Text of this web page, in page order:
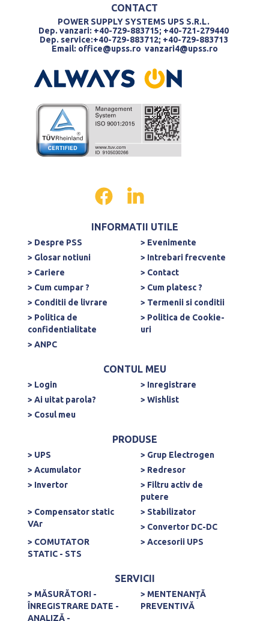
CONTACT
POWER SUPPLY SYSTEMS UPS S.R.L.
Dep. vanzari: +40-729-883715; +40-721-279440
Dep. service:+40-729-883712; +40-729-883713
Email: office@upss.ro vanzari4@upss.ro
INFORMATII UTILE
> Despre PSS
> Evenimente
> Glosar notiuni
> Intrebari frecvente
> Cariere
> Contact
> Cum cumpar ?
> Cum platesc ?
> Conditii de livrare
> Termenii si conditii
> Politica de
confidentialitate
> Politica de Cookie-
uri
> ANPC
CONTUL MEU
> Login
> Inregistrare
> Ai uitat parola?
> Wishlist
> Cosul meu
PRODUSE
> UPS
> Grup Electrogen
> Acumulator
> Redresor
> Invertor
> Filtru activ de
putere
> Compensator static
VAr
> Stabilizator
> Convertor DC-DC
> COMUTATOR
STATIC - STS
> Accesorii UPS
SERVICII
> MĂSURĂTORI -
ÎNREGISTRARE DATE -
ANALIZĂ -
> MENTENANȚĂ
PREVENTIVĂ